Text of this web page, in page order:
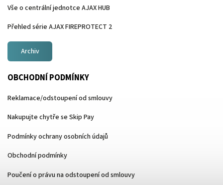
Vše o centrální jednotce AJAX HUB
Přehled série AJAX FIREPROTECT 2
Archiv
OBCHODNÍ PODMÍNKY
Reklamace/odstoupení od smlouvy
Nakupujte chytře se Skip Pay
Podmínky ochrany osobních údajů
Obchodní podmínky
Poučení o právu na odstoupení od smlouvy